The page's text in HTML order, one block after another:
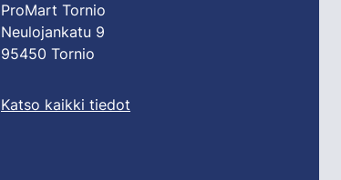
ProMart Tornio
Neulojankatu 9
95450 Tornio
Katso kaikki tiedot